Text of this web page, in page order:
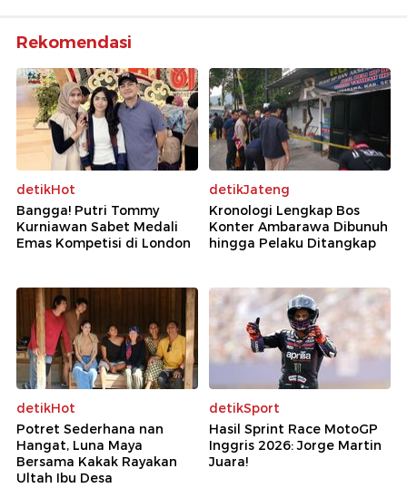
Rekomendasi
detikHot
Bangga! Putri Tommy
Kurniawan Sabet Medali
Emas Kompetisi di London
detikJateng
Kronologi Lengkap Bos
Konter Ambarawa Dibunuh
hingga Pelaku Ditangkap
detikHot
Potret Sederhana nan
Hangat, Luna Maya
Bersama Kakak Rayakan
Ultah Ibu Desa
detikSport
Hasil Sprint Race MotoGP
Inggris 2026: Jorge Martin
Juara!